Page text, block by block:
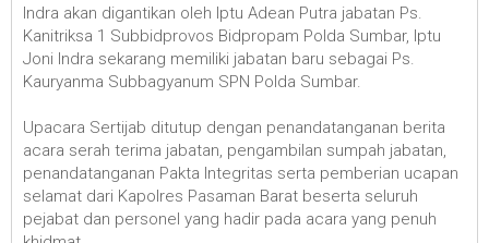
Indra akan digantikan oleh Iptu Adean Putra jabatan Ps.
Kanitriksa 1 Subbidprovos Bidpropam Polda Sumbar, Iptu
Joni Indra sekarang memiliki jabatan baru sebagai Ps.
Kauryanma Subbagyanum SPN Polda Sumbar.
Upacara Sertijab ditutup dengan penandatanganan berita
acara serah terima jabatan, pengambilan sumpah jabatan,
penandatanganan Pakta Integritas serta pemberian ucapan
selamat dari Kapolres Pasaman Barat beserta seluruh
pejabat dan personel yang hadir pada acara yang penuh